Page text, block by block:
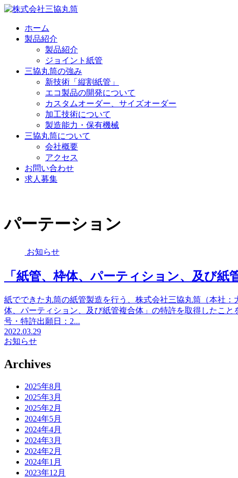
ホーム
製品紹介
製品紹介
ジョイント紙管
三協丸筒の強み
新技術「縦割紙管」
エコ製品の開発について
カスタムオーダー、サイズオーダー
加工技術について
製造能力・保有機械
三協丸筒について
会社概要
アクセス
お問い合わせ
求人募集
パーテーション
お知らせ
「紙管、枠体、パーティション、及び紙
紙でできた丸筒の紙管製造を行う、株式会社三協丸筒（本社
体、パーティション、及び紙管複合体」の特許を取得したこ
号・特許出願日：2...
2022.03.29
お知らせ
Archives
2025年8月
2025年3月
2025年2月
2024年5月
2024年4月
2024年3月
2024年2月
2024年1月
2023年12月